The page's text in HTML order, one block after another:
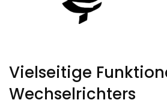
Vielseitige
Wechselrichters